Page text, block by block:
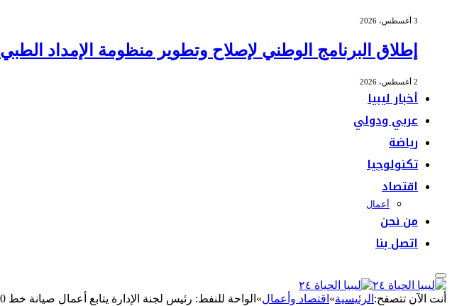
3 أغسطس، 2026
إطلاق البرنامج الوطني لإصلاح وتطوير منظومة الإمداد الطبي
2 أغسطس، 2026
أخبار ليبيا
عربي ودولي
رياضة
تكنولوجيا
اقتصاد
أعمال
من نحن
اتصل بنا
أنت الآن تتصفح: الرئيسية» اقتصاد وأعمال» الواحة للنفط: رئيس لجنة الإدارة يتابع أعمال صيانة خط 30 بوصة